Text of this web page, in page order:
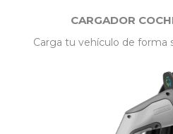
CARGADOR
Carga tu vehículo de forma